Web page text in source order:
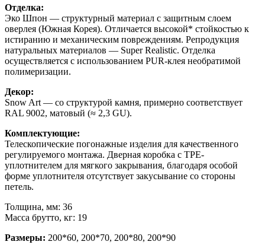
Отделка:
Эко Шпон — структурный материал с защитным слоем
оверлея (Южная Корея). Отличается высокой* стойкостью к
истиранию и механическим повреждениям. Репродукция
натуральных материалов — Super Realistic. Отделка
осуществляется с использованием PUR-клея необратимой
полимеризации.
Декор:
Snow Art — со структурой камня, примерно соответствует
RAL 9002, матовый (≈ 2,3 GU).
Комплектующие:
Телескопические погонажные изделия для качественного
регулируемого монтажа. Дверная коробка с TPE-
уплотнителем для мягкого закрывания, благодаря особой
форме уплотнителя отсутствует закусывание со стороны
петель.
Толщина, мм: 36
Масса брутто, кг: 19
Размеры: 200*60, 200*70, 200*80, 200*90